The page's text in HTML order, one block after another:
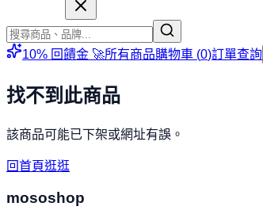
10% 回饋金 🚀所有商品購物車 (0)訂單查詢
找不到此商品
該商品可能已下架或網址有誤。
回首頁逛逛
mososhop